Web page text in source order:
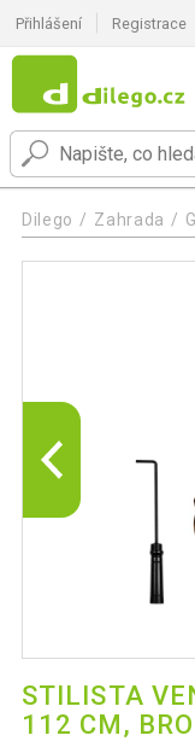
Přihlášení Registrace
Dilego Zahrada
STILISTA
112 CM,